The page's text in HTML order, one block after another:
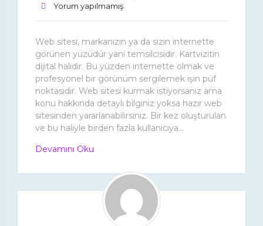
Yorum yapılmamış
Web sitesi, markanızın ya da sizin internette
görünen yüzüdür yani temsilcisidir. Kartvizitin
dijital halidir. Bu yüzden internette olmak ve
profesyonel bir görünüm sergilemek işin püf
noktasıdır. Web sitesi kurmak istiyorsanız ama
konu hakkında detaylı bilginiz yoksa hazır web
sitesinden yararlanabilirsiniz. Bir kez oluşturulan
ve bu haliyle birden fazla kullanıcıya...
Devamını Oku